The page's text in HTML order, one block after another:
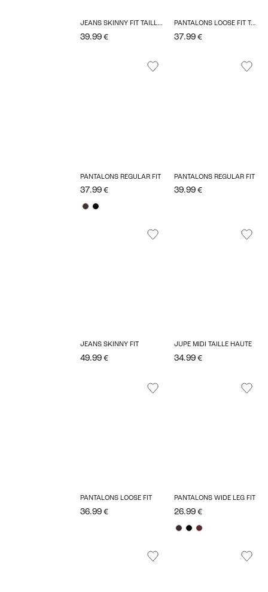
JEANS SKINNY FIT TAILLE EXTRA HAUTE
39.99 €
PANTALONS LOOSE FIT TAILLE HAUTE
37.99 €
PANTALONS REGULAR FIT
37.99 €
PANTALONS REGULAR FIT
39.99 €
JEANS SKINNY FIT
49.99 €
JUPE MIDI TAILLE HAUTE
34.99 €
PANTALONS LOOSE FIT
36.99 €
PANTALONS WIDE LEG FIT
26.99 €